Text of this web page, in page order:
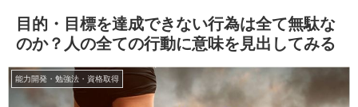
目的・目標を達成できない行為は全て無駄な
のか？人の全ての行動に意味を見出してみる
能力開発・勉強法・資格取得